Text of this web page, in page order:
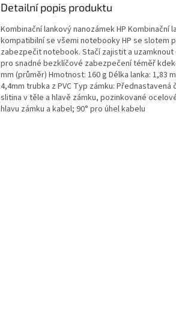
Detailní popis produktu
Kombinační lankový nanozámek HP Kombinační
kompatibilní se všemi notebooky HP se slotem
zabezpečit notebook. Stačí zajistit a
pro snadné bezklíčové zabezpečení téměř
mm (průměr) Hmotnost: 160 g Délka lanka: 1,83
4,4mm trubka z PVC Typ zámku:
slitina v těle a hlavě zámku, pozinkované
hlavu zámku a kabel; 90° pro úhel kabelu